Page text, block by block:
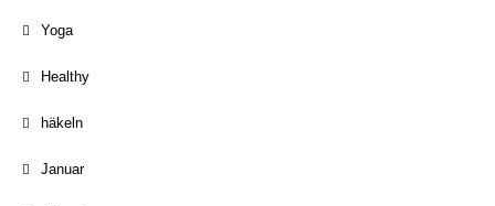
Yoga
Healthy
häkeln
Januar